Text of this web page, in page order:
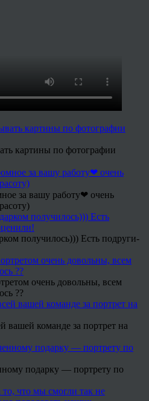
картины по фотографии
за вашу работу❤ очень
получилось))) Есть подруги-
очень довольны, всем
??
вашей команде за портрет на
подарку — портрету по